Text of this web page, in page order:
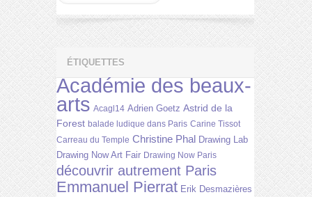
ÉTIQUETTES
Académie des beaux-
arts Acagl14 Adrien Goetz Astrid de la
Forest balade ludique dans Paris Carine Tissot
Carreau du Temple Christine Phal Drawing Lab
Drawing Now Art Fair Drawing Now Paris
découvrir autrement Paris
Emmanuel Pierrat Erik Desmazières